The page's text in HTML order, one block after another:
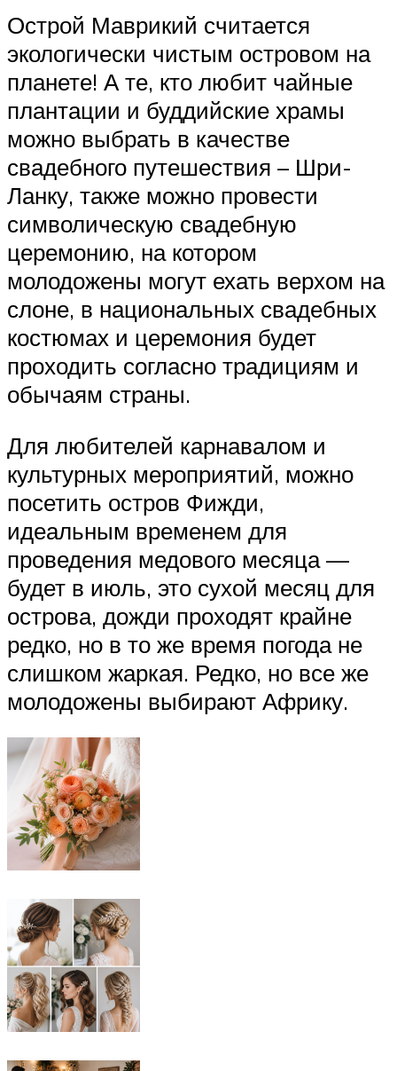
Острой Маврикий считается
экологически чистым островом на
планете! А те, кто любит чайные
плантации и буддийские храмы
можно выбрать в качестве
свадебного путешествия – Шри-
Ланку, также можно провести
символическую свадебную
церемонию, на котором
молодожены могут ехать верхом на
слоне, в национальных свадебных
костюмах и церемония будет
проходить согласно традициям и
обычаям страны.
Для любителей карнавалом и
культурных мероприятий, можно
посетить остров Фижди,
идеальным временем для
проведения медового месяца —
будет в июль, это сухой месяц для
острова, дожди проходят крайне
редко, но в то же время погода не
слишком жаркая. Редко, но все же
молодожены выбирают Африку.